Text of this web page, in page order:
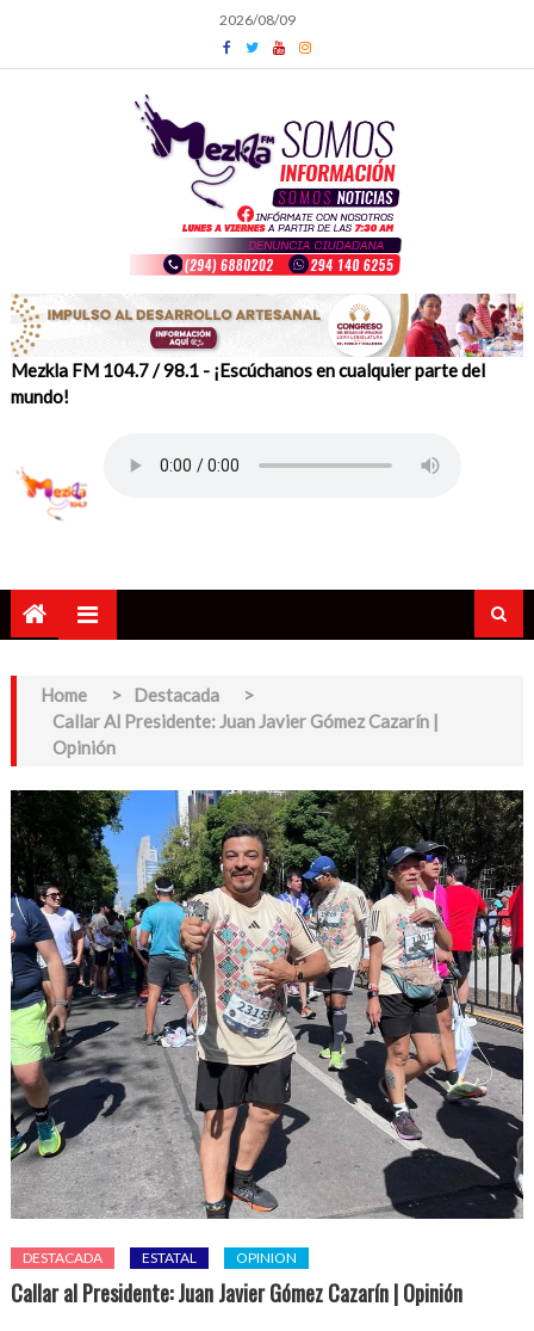
content
2026/08/09
Mezkla FM 104.7 / 98.1 - ¡Escúchanos en cualquier parte del
mundo!
Home > Destacada
>
Callar Al Presidente: Juan Javier Gómez Cazarín |
Opinión
DESTACADA ESTATAL OPINION
Callar al Presidente: Juan Javier Gómez Cazarín | Opinión